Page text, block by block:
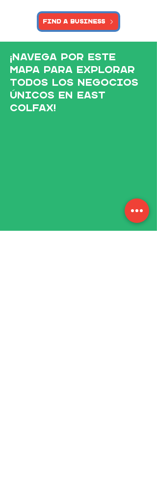
Find a Business
¡Navega por este
mapa para explorar
todos los negocios
únicos en East
Colfax!